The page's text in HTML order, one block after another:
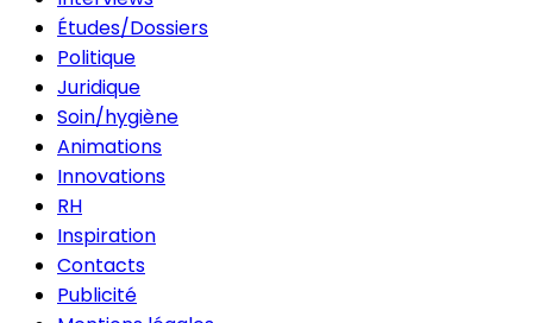
Études/Dossiers
Politique
Juridique
Soin/hygiène
Animations
Innovations
RH
Inspiration
Contacts
Publicité